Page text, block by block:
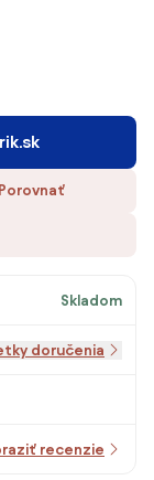
Porovnať
Skladom
doručenia
recenzie